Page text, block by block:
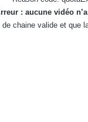
: aucune vidéo
de chaine valide et